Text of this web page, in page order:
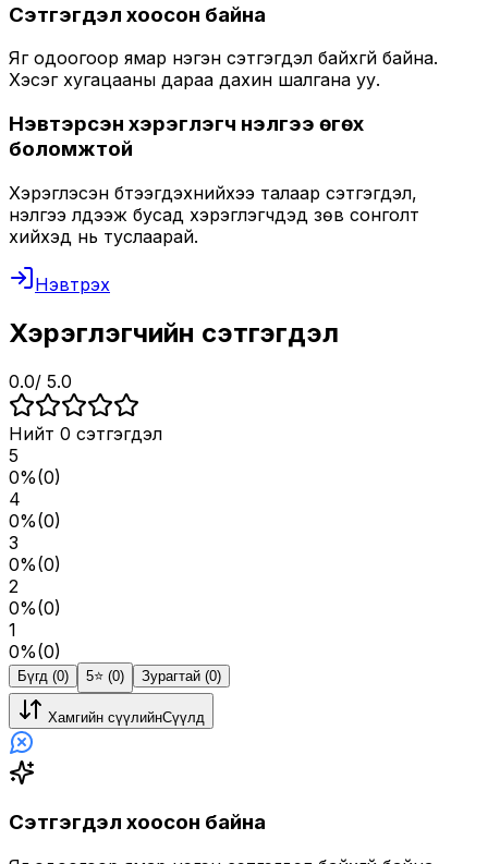
Сэтгэгдэл хоосон байна
Яг одоогоор ямар нэгэн сэтгэгдэл байхгүй байна.
Хэсэг хугацааны дараа дахин шалгана уу.
Нэвтэрсэн хэрэглэгч үнэлгээ өгөх
боломжтой
Хэрэглэсэн бүтээгдэхүүнийхээ талаар сэтгэгдэл,
үнэлгээ үлдээж бусад хэрэглэгчдэд зөв сонголт
хийхэд нь туслаарай.
Нэвтрэх
Хэрэглэгчийн сэтгэгдэл
0.0/ 5.0
Нийт 0 сэтгэгдэл
5
0%(0)
4
0%(0)
3
0%(0)
2
0%(0)
1
0%(0)
Бүгд (0) 5⭐️ (0) Зурагтай (0)
Хамгийн сүүлийнСүүлд
Сэтгэгдэл хоосон байна